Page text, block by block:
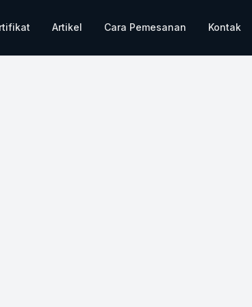
Artikel Cara Pemesanan Kontak